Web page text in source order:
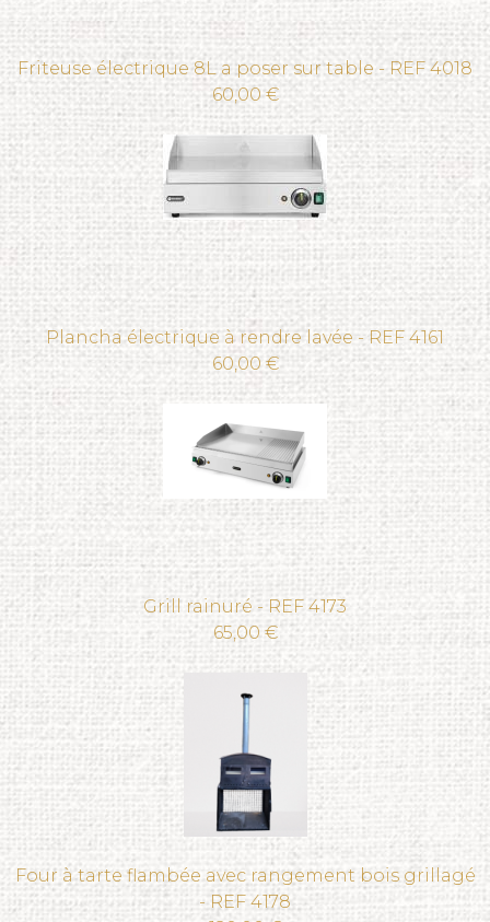
Friteuse électrique 8L a poser sur table - REF 4018
60,00 €
Plancha électrique à rendre lavée - REF 4161
60,00 €
Grill rainuré - REF 4173
65,00 €
Four à tarte flambée avec rangement bois grillagé
- REF 4178